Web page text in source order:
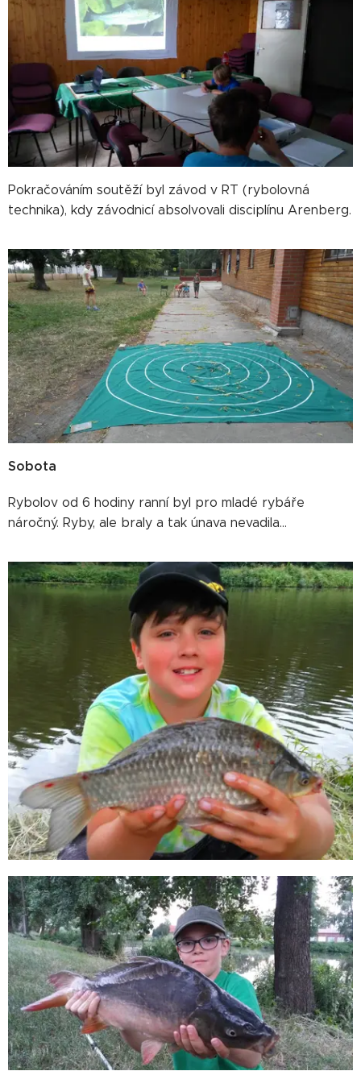
Pokračováním soutěží byl závod v RT (rybolovná
technika), kdy závodnicí absolvovali disciplínu Arenberg.
Sobota
Rybolov od 6 hodiny ranní byl pro mladé rybáře
náročný. Ryby, ale braly a tak únava nevadila...